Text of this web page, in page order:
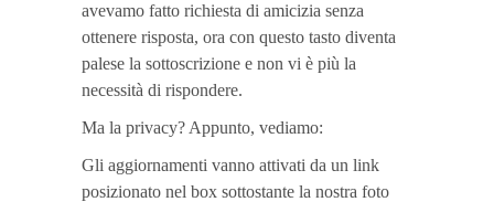
avevamo fatto richiesta di amicizia senza
ottenere risposta, ora con questo tasto diventa
palese la sottoscrizione e non vi è più la
necessità di rispondere.
Ma la privacy? Appunto, vediamo:
Gli aggiornamenti vanno attivati da un link
posizionato nel box sottostante la nostra foto